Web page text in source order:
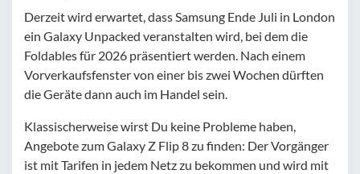
Derzeit wird erwartet, dass Samsung Ende Juli in London
ein Galaxy Unpacked veranstalten wird, bei dem die
Foldables für 2026 präsentiert werden. Nach einem
Vorverkaufsfenster von einer bis zwei Wochen dürften
die Geräte dann auch im Handel sein.
Klassischerweise wirst Du keine Probleme haben,
Angebote zum Galaxy Z Flip 8 zu finden: Der Vorgänger
ist mit Tarifen in jedem Netz zu bekommen und wird mit